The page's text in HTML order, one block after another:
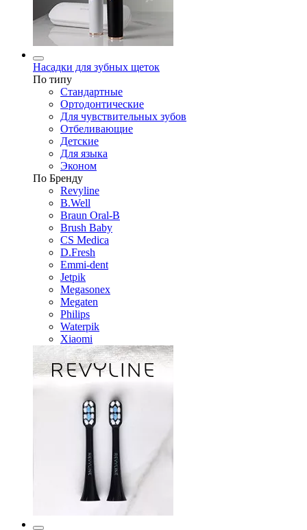
Насадки для зубных щеток
По типу
Стандартные
Ортодонтические
Для чувствительных зубов
Отбеливающие
Детские
Для языка
Эконом
По Бренду
Revyline
B.Well
Braun Oral-B
Brush Baby
CS Medica
D.Fresh
Emmi-dent
Jetpik
Megasonex
Megaten
Philips
Waterpik
Xiaomi